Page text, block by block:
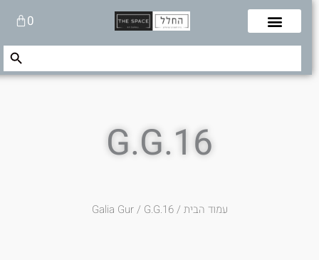
0עגלת
קניות
Search
Search Button
G.G.16
עמוד הבית/
Galia Gur/ G.G.16